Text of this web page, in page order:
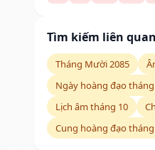
Tìm kiếm liên quan
Tháng Mười 2085
Ngày hoàng đạo
Lịch âm tháng 10
Cung hoàng đạo